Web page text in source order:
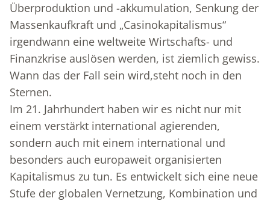
Überproduktion und -akkumulation, Senkung der
Massenkaufkraft und „Casinokapitalismus“
irgendwann eine weltweite Wirtschafts- und
Finanzkrise auslösen werden, ist ziemlich gewiss.
Wann das der Fall sein wird,steht noch in den
Sternen.
Im 21. Jahrhundert haben wir es nicht nur mit
einem verstärkt international agierenden,
sondern auch mit einem international und
besonders auch europaweit organisierten
Kapitalismus zu tun. Es entwickelt sich eine neue
Stufe der globalen Vernetzung, Kombination und